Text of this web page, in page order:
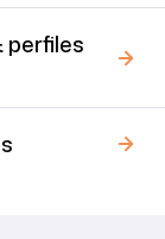
perfiles